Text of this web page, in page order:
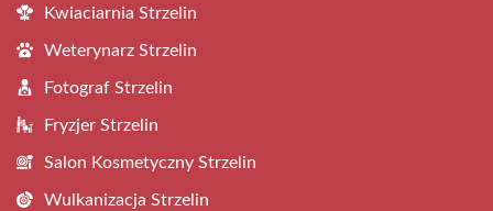
Kwiaciarnia Strzelin
Weterynarz Strzelin
Fotograf Strzelin
Fryzjer Strzelin
Salon Kosmetyczny Strzelin
Wulkanizacja Strzelin